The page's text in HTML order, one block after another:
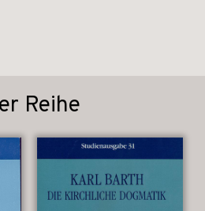
Reihe